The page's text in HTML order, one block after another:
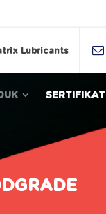
Lubricants
SERTIFIKAT